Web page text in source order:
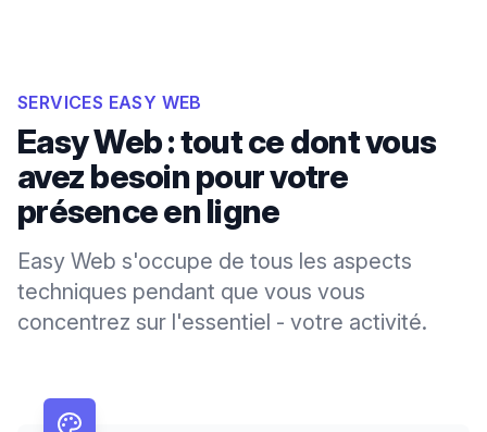
SERVICES EASY WEB
Easy Web : tout ce dont vous
avez besoin pour votre
présence en ligne
Easy Web s'occupe de tous les aspects
techniques pendant que vous vous
concentrez sur l'essentiel - votre activité.